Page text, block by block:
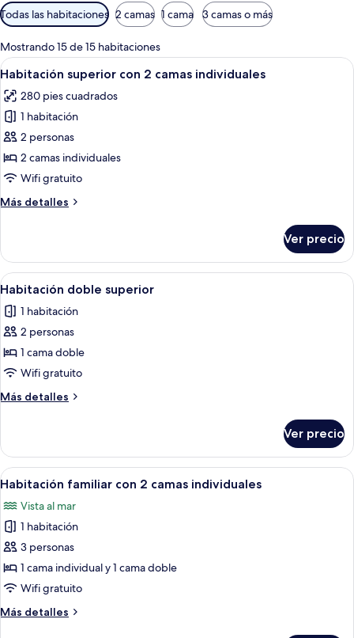
Filtros
disponibles
para
las
habitaciones
Todas las habitaciones 2 camas 1 cama 3 camas o más
Mostrando 15 de 15 habitaciones
Abrir
todas
las
fotos
de
Habitación
superior
2
Habitación de hotel con dos camas,
7
Habitación superior con 2 camas individuales
280 pies cuadrados
1 habitación
2 personas
2 camas individuales
Wifi gratuito
Más detalles
Más
superior
con
2
individuales
Ver precio
Abrir
todas
las
fotos
de
Habitación
doble
superior
Una habitación de hotel moderna
11
Habitación doble superior
1 habitación
2 personas
1 cama doble
Wifi gratuito
Más detalles
Más
doble
superior
Ver precio
Abrir
todas
las
fotos
de
Habitación
familiar
2
Habitación de hotel con dos camas,
5
Habitación familiar con 2 camas individuales
Vista al mar
1 habitación
3 personas
1 cama individual y 1 cama doble
Wifi gratuito
Más detalles
Más